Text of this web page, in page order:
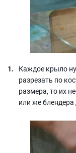
Каждое крыло
разрезать по
размера, то их
или же